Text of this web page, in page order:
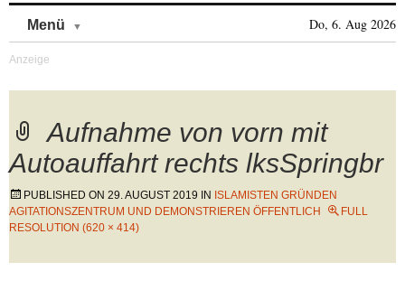
Menü Do, 6. Aug 2026
Aufnahme von vorn mit
Autoauffahrt rechts lksSpringbr
PUBLISHED ON 29. AUGUST 2019 IN ISLAMISTEN GRÜNDEN
AGITATIONSZENTRUM UND DEMONSTRIEREN ÖFFENTLICH
FULL
RESOLUTION (620 × 414)